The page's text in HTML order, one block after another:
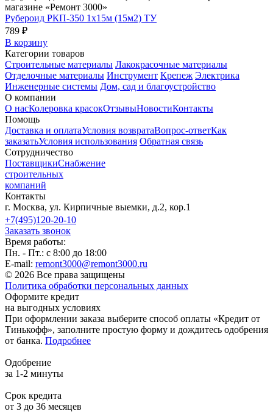
Рубероид РКП-350 1х15м (15м2) ТУ
789 ₽
В корзину
Категории товаров
Строительные материалы Лакокрасочные материалы
Отделочные материалы Инструмент Крепеж Электрика
Инженерные системы Дом, сад и благоустройство
О компании
О насКолеровка красокОтзывыНовостиКонтакты
Помощь
Доставка и оплатаУсловия возвратаВопрос-ответКак
заказатьУсловия использования Обратная связь
Сотрудничество
ПоставщикиСнабжение
строительных
компаний
Контакты
г. Москва, ул. Кирпичные выемки, д.2, кор.1
+7(495)120-20-10
Заказать звонок
Время работы:
Пн. - Пт.: с 8:00 до 18:00
E-mail: remont3000@remont3000.ru
© 2026 Все права защищены
Политика обработки персональных данных
Оформите кредит
на выгодных условиях
При оформлении заказа выберите способ оплаты «Кредит от
Тинькофф», заполните простую форму и дождитесь одобрения
от банка. Подробнее
Одобрение
за 1-2 минуты
Срок кредита
от 3 до 36 месяцев